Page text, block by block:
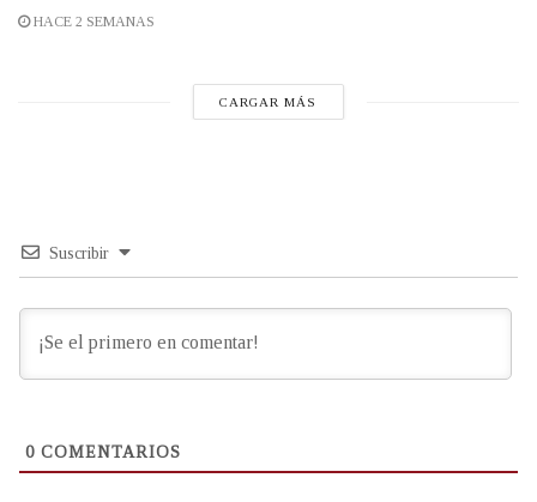
HACE 2 SEMANAS
CARGAR MÁS
Suscribir
0 COMENTARIOS